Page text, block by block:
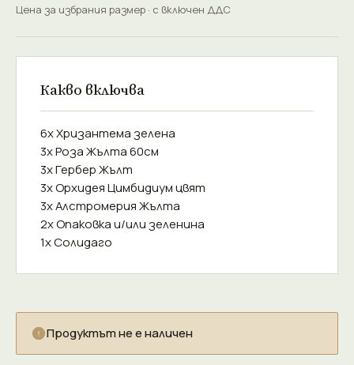
Цена за избрания размер · с включен ДДС
Какво включва
6x Хризантема зелена
3x Роза Жълта 60см
3x Гербер Жълт
3x Орхидея Цимбидиум цвят
3x Алстромерия Жълта
2x Опаковка и/или зеленина
1x Солидаго
Продуктът не е наличен